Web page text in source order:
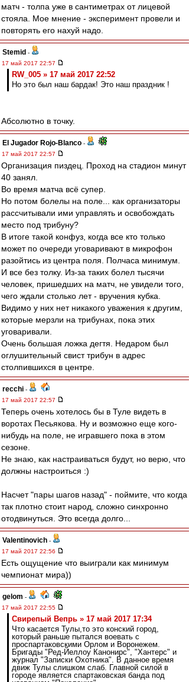
матч - толпа уже в сантиметрах от лицевой
стояла. Мое мнение - эксперимент провели и
повторять его нахуй надо.
Stemid -
17 май 2017 22:57
RW_005 » 17 май 2017 22:52
Но это был наш бардак! Это наш праздник !
Абсолютно в точку.
El Jugador Rojo-Blanco -
17 май 2017 22:57
Организация пиздец. Проход на стадион минут
40 занял.
Во время матча всё супер.
Но потом болелы на поле... как организаторы
рассчитывали ими управлять и освобождать
место под трибуну?
В итоге такой конфуз, когда все кто только
может по очереди уговаривают в микрофон
разойтись из центра поля. Полчаса минимум.
И все без толку. Из-за таких болел тысячи
человек, пришедших на матч, не увидели того,
чего ждали столько лет - вручения кубка.
Видимо у них нет никакого уважения к другим,
которые мерзли на трибунах, пока этих
уговаривали.
Очень большая ложка дегтя. Недаром был
оглушительный свист трибун в адрес
столпившихся в центре.
recchi -
17 май 2017 22:57
Теперь очень хотелось бы в Туле видеть в
воротах Песьякова. Ну и возможно еще кого-
нибудь на поле, не игравшего пока в этом
сезоне.
Не знаю, как настраиваться будут, но верю, что
должны настроиться :)
Насчет "пары шагов назад" - поймите, что когда
так плотно стоит народ, сложно синхронно
отодвинуться. Это всегда долго...
Valentinovich -
17 май 2017 22:56
Есть ощущение что выиграли как минимум
чемпионат мира))
gelom -
17 май 2017 22:55
Свирепый Вепрь » 17 май 2017 17:34
Что касается Тулы,то это конский город,
который раньше пытался воевать с
проспартаковскими Орлом и Воронежем.
Бригады "Ред-Йеллоу Канонирс", "Хантерс" и
журнал "Записки Охотника". В данное время
движ Тулы слишком слаб. Главной силой в
городе является спартаковская банда под